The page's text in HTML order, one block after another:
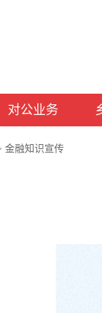
对公业务
金融知识宣传